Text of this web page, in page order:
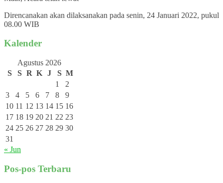
Direncanakan akan dilaksanakan pada senin, 24 Januari 2022, pukul
08.00 WIB
Kalender
Agustus 2026
S
S R K J S M
1
2
3
4 5 6 7 8
9
10 11 12 13 14 15 16
17 18 19 20 21 22 23
24 25 26 27 28 29 30
31
« Jun
Pos-pos Terbaru